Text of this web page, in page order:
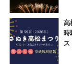
高
時